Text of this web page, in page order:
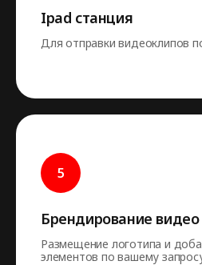
Ipad станция
Для отправки видеоклипов
Брендирование видео
Размещение логотипа и
элементов по вашему